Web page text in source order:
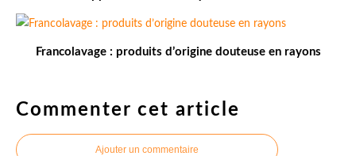
Francolavage : produits d’origine douteuse en rayons
Commenter cet article
Ajouter un commentaire